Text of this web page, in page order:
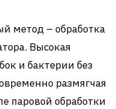
метод – обработка
Высокая
и бактерии без
размягчая
паровой обработки